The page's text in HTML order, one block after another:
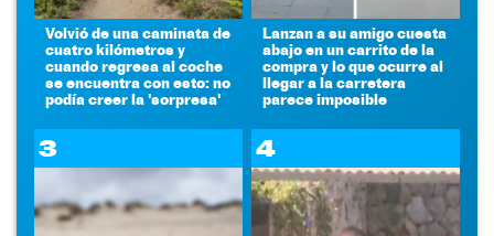
Volvió de una caminata de
cuatro kilómetros y
cuando regresa al coche
se encuentra con esto: no
podía creer la 'sorpresa'
Lanzan a su amigo cuesta
abajo en un carrito de la
compra y lo que ocurre al
llegar a la carretera
parece imposible
3 4